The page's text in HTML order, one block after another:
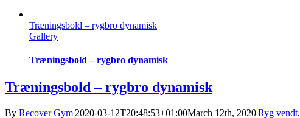
Træningsbold – rygbro dynamisk
Gallery
Træningsbold – rygbro dynamisk
Træningsbold – rygbro dynamisk
By Recover Gym|2020-03-12T20:48:53+01:00March 12th, 2020|Ryg vendt,